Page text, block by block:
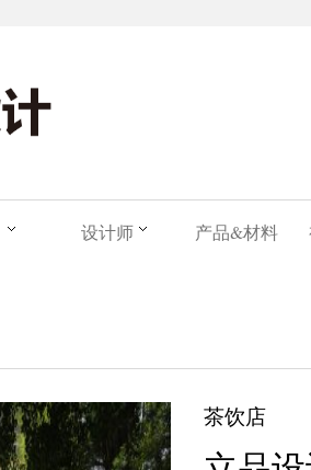
设计师 产品&材料
茶饮店